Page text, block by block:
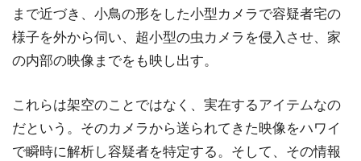
まで近づき、小鳥の形をした小型カメラで容疑者宅の
様子を外から伺い、超小型の虫カメラを侵入させ、家
の内部の映像までをも映し出す。
これらは架空のことではなく、実在するアイテムなの
だという。そのカメラから送られてきた映像をハワイ
で瞬時に解析し容疑者を特定する。そして、その情報